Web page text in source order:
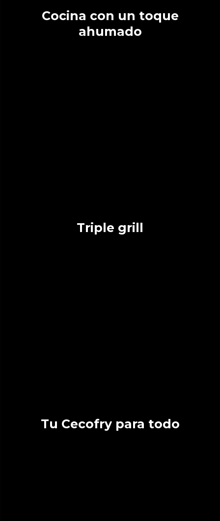
Cocina con un toque
ahumado
Triple grill
Tu Cecofry para todo